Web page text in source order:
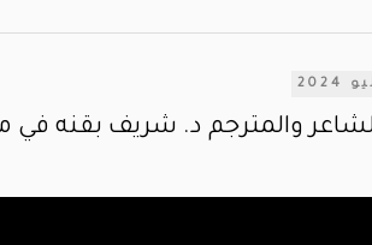
والمترجم د. شريف بقنه في